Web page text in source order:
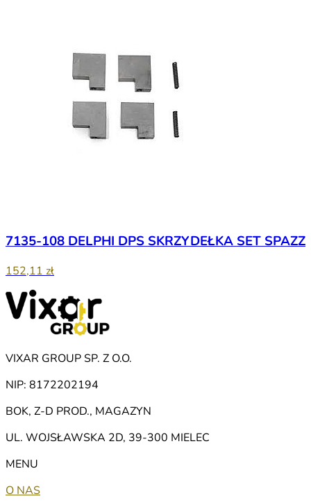
7135-108 DELPHI DPS SKRZYDEŁKA SET SPAZZ
152,11 zł
VIXAR GROUP SP. Z O.O.
NIP: 8172202194
BOK, Z-D PROD., MAGAZYN
UL. WOJSŁAWSKA 2D, 39-300 MIELEC
MENU
O NAS